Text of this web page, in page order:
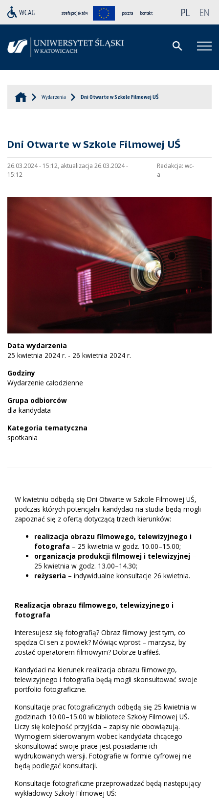
strefa projektów poczta kontakt PL EN
Wydarzenia Dni Otwarte w Szkole Filmowej UŚ
Dni Otwarte w Szkole Filmowej UŚ
26.03.2024 - 15:12, aktualizacja 26.03.2024 -
15:12
Redakcja: wc-
a
Data wydarzenia
25 kwietnia 2024 r. - 26 kwietnia 2024 r.
Godziny
Wydarzenie całodzienne
Grupa odbiorców
dla kandydata
Kategoria tematyczna
spotkania
W kwietniu odbędą się Dni Otwarte w Szkole Filmowej UŚ,
podczas których potencjalni kandydaci na studia będą mogli
zapoznać się z ofertą dotyczącą trzech kierunków:
realizacja obrazu filmowego, telewizyjnego i
fotografa – 25 kwietnia w godz. 10.00–15.00;
organizacja produkcji filmowej i telewizyjnej –
25 kwietnia w godz. 13.00–14.30;
reżyseria – indywidualne konsultacje 26 kwietnia.
Realizacja obrazu filmowego, telewizyjnego i
fotografa
Interesujesz się fotografią? Obraz filmowy jest tym, co
spędza Ci sen z powiek? Mówiąc wprost – marzysz, by
zostać operatorem filmowym? Dobrze trafiłeś.
Kandydaci na kierunek realizacja obrazu filmowego,
telewizyjnego i fotografia będą mogli skonsultować swoje
portfolio fotograficzne.
Konsultacje prac fotograficznych odbędą się 25 kwietnia w
godzinach 10.00–15.00 w bibliotece Szkoły Filmowej UŚ.
Liczy się kolejność przyjścia – zapisy nie obowiązują.
Wymogiem skierowanym wobec kandydata chcącego
skonsultować swoje prace jest posiadanie ich
wydrukowanych wersji. Fotografie w formie cyfrowej nie
będą podlegać konsultacji.
Konsultacje fotograficzne przeprowadzać będą następujący
wykładowcy Szkoły Filmowej UŚ: